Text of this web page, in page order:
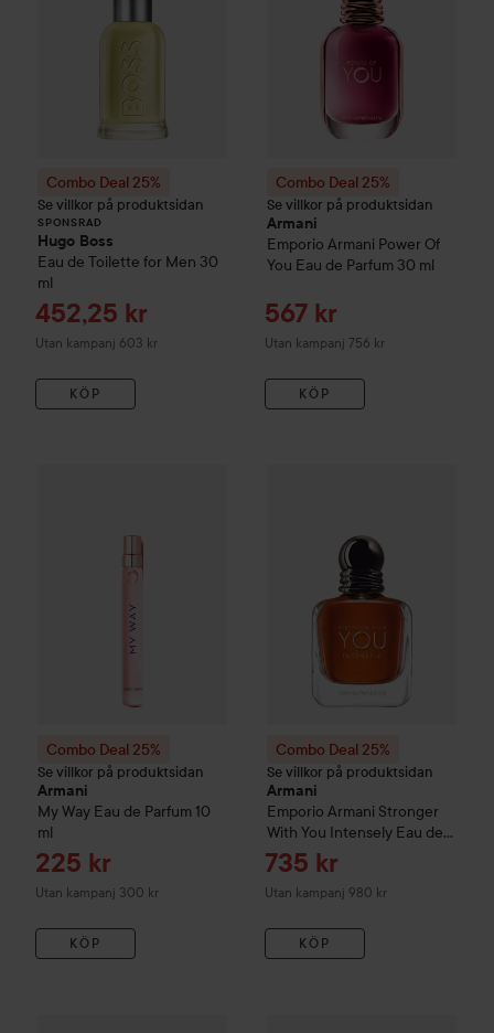
Combo Deal 25%
Se villkor på produktsidan
SPONSRAD
Hugo Boss
Eau de Toilette for Men 30
ml
Reapris
452,25 kr
Utan kampanj 603 kr
KÖP
Combo Deal 25%
Se villkor på produktsidan
Armani
Emporio Armani Power Of
You Eau de Parfum 30 ml
Reapris
567 kr
Utan kampanj 756 kr
KÖP
Combo Deal 25%
Se villkor på produktsidan
Armani
My Way Eau de Parfum 10
ml
Reapris
225 kr
Utan kampanj 300 kr
KÖP
Combo Deal 25%
Se villkor på produktsidan
Armani
Emporio Armani Stronger
With You Intensely Eau de
Parfum 50 ml
Reapris
735 kr
Utan kampanj 980 kr
KÖP